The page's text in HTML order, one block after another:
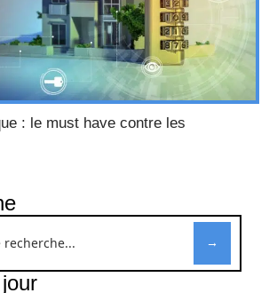
: le must have contre les